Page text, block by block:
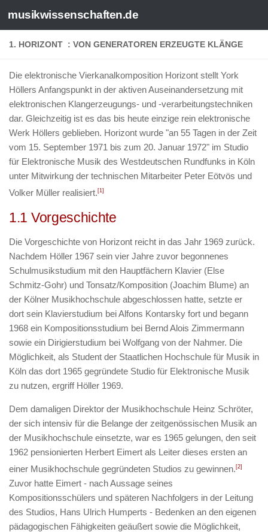
musikwissenschaften.de
1. HORIZONT : VON GENERATOREN ERZEUGTE KLÄNGE
Die elektronische Vierkanalkomposition Horizont stellt York
Höllers Anfangspunkt in der aktiven Auseinandersetzung mit
elektronischen Klangerzeugungs- und -verarbeitungstechniken
dar. Gleichzeitig ist es das bis heute einzige rein elektronische
Werk Höllers geblieben. Horizont wurde "an 55 Tagen in der Zeit
vom 15. September 1971 bis zum 20. Januar 1972" im Studio
für Elektronische Musik des Westdeutschen Rundfunks in Köln
unter Mitwirkung der technischen Mitarbeiter Peter Eötvös und
Volker Müller realisiert. [1]
1.1 Vorgeschichte
Die Vorgeschichte von Horizont reicht in das Jahr 1969 zurück.
Nachdem Höller 1967 sein vier Jahre zuvor begonnenes
Schulmusikstudium mit den Hauptfächern Klavier (Else
Schmitz-Gohr) und Tonsatz/Komposition (Joachim Blume) an
der Kölner Musikhochschule abgeschlossen hatte, setzte er
dort sein Klavierstudium bei Alfons Kontarsky fort und begann
1968 ein Kompositionsstudium bei Bernd Alois Zimmermann
sowie ein Dirigierstudium bei Wolfgang von der Nahmer. Die
Möglichkeit, als Student der Staatlichen Hochschule für Musik in
Köln das dort 1965 gegründete Studio für Elektronische Musik
zu nutzen, ergriff Höller 1969.
Dem damaligen Direktor der Musikhochschule Heinz Schröter,
der sich intensiv für die Belange der zeitgenössischen Musik an
der Musikhochschule einsetzte, war es 1965 gelungen, den seit
1962 pensionierten Herbert Eimert als Leiter dieses ersten an
einer Musikhochschule gegründeten Studios zu gewinnen. [2]
Zuvor hatte Eimert - nach Aussage seines
Kompositionsschülers und späteren Nachfolgers in der Leitung
des Studios, Hans Ulrich Humperts - Bedenken an den eigenen
pädagogischen Fähigkeiten geäußert sowie die Möglichkeit,